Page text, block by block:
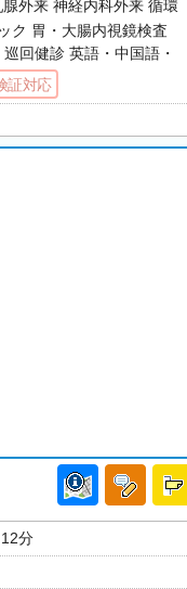
腺外来 神経内科外来 循環
ク 胃・大腸内視鏡検査
回健診 英語・中国語・
証対応
分